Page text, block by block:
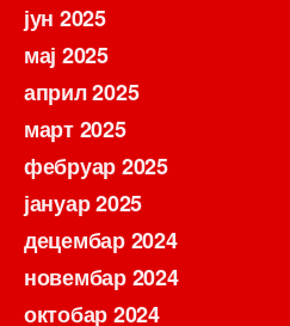
јун 2025
мај 2025
април 2025
март 2025
фебруар 2025
јануар 2025
децембар 2024
новембар 2024
октобар 2024